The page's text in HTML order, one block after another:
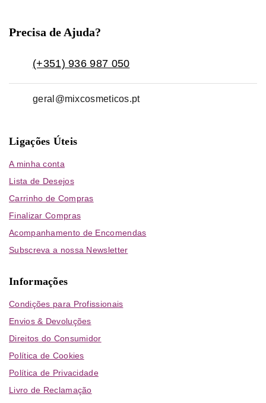
Precisa de Ajuda?
(+351) 936 987 050
geral@mixcosmeticos.pt
Ligações Úteis
A minha conta
Lista de Desejos
Carrinho de Compras
Finalizar Compras
Acompanhamento de Encomendas
Subscreva a nossa Newsletter
Informações
Condições para Profissionais
Envios & Devoluções
Direitos do Consumidor
Política de Cookies
Política de Privacidade
Livro de Reclamação